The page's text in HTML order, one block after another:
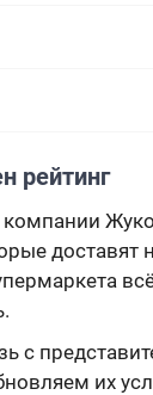
рейтинг
компании
доставят
с
их